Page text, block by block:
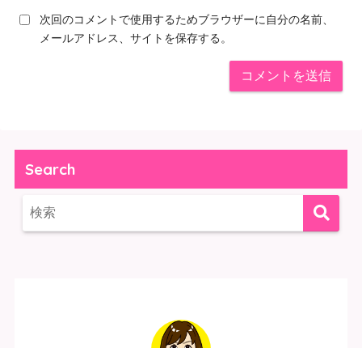
次回のコメントで使用するためブラウザーに自分の名前、
メールアドレス、サイトを保存する。
Search